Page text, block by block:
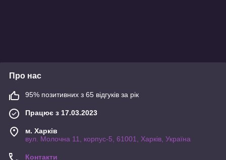
Про нас
95% позитивних з 65 відгуків за рік
Працює з 17.03.2023
м. Харків
вул. Молочна 11, корпус-5, 61001, Харків, Україна
Контакти